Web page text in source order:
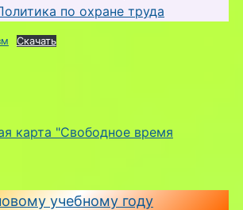
карта "Свободное время
учебному году
по охране труда
Скачать